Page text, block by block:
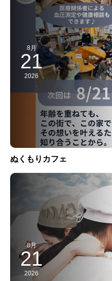
8月
21
2026
ぬくもりカフェ
8月
21
2026